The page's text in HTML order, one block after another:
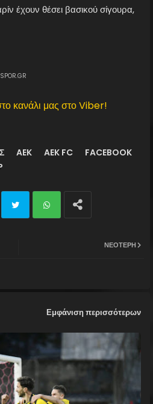
έχουν θέσει βασικού σίγουρα,
κανάλι μας στο Viber!
AEK AEK FC
FACEBOOK
p
ΝΕΌΤΕΡΗ
Εμφάνιση περισσότερων